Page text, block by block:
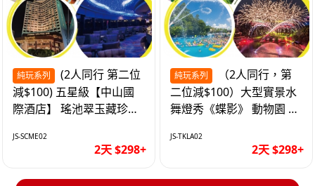
純玩系列
減$100) 五星級【中山國
際酒店】 瑤池翠玉藏珍盅
JS-SCME02
2天 $298+
純玩系列
二位減$100）大型實景水
舞燈秀《蝶影》 動物園 水
純玩2天
JS-TKLA02
2天 $298+